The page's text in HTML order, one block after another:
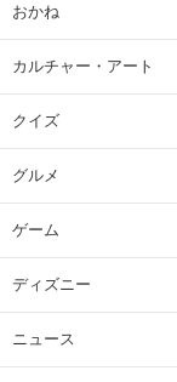
おかね
カルチャー・アート
クイズ
グルメ
ゲーム
ディズニー
ニュース